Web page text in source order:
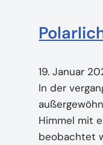
19. Januar
In der
Himmel mit
beobachtet